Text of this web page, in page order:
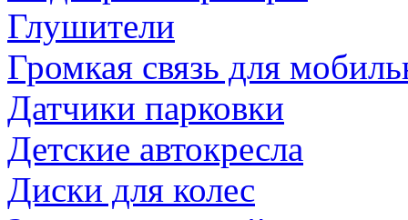
Глушители
Громкая связь для
Датчики парковки
Детские автокресла
Диски для колес